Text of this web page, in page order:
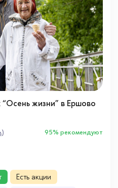
жизни” в Ершово
95% рекомендуют
Есть акции